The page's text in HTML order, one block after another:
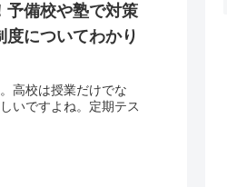
予備校や塾で対策
についてわかり
高校は授業だけでな
いですよね。定期テス